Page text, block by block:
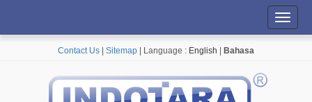
Contact Us Sitemap | Language : English Bahasa